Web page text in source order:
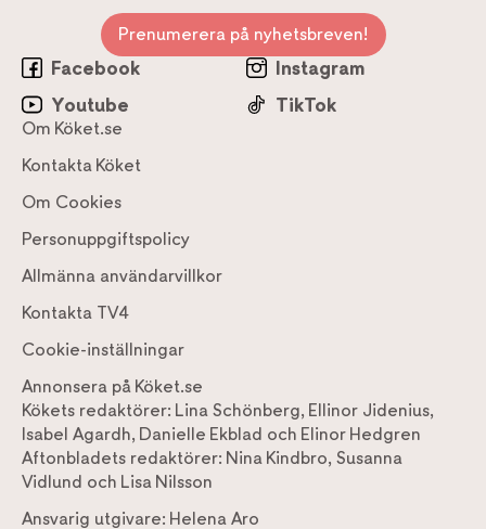
Prenumerera på nyhetsbreven!
Facebook
Instagram
Youtube
TikTok
Om Köket.se
Kontakta Köket
Om Cookies
Personuppgiftspolicy
Allmänna användarvillkor
Kontakta TV4
Cookie-inställningar
Annonsera på Köket.se
Kökets redaktörer: Lina Schönberg, Ellinor Jidenius,
Isabel Agardh, Danielle Ekblad och Elinor Hedgren
Aftonbladets redaktörer: Nina Kindbro, Susanna
Vidlund och Lisa Nilsson
Ansvarig utgivare: Helena Aro